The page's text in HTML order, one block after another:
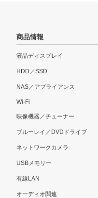
商品情報
液晶ディスプレイ
HDD／SSD
NAS／アプライアンス
Wi-Fi
映像機器／チューナー
ブルーレイ／DVDドライブ
ネットワークカメラ
USBメモリー
有線LAN
オーディオ関連